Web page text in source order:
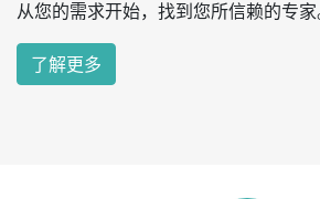
从您的需求开始，找到您所信赖的专家
了解更多